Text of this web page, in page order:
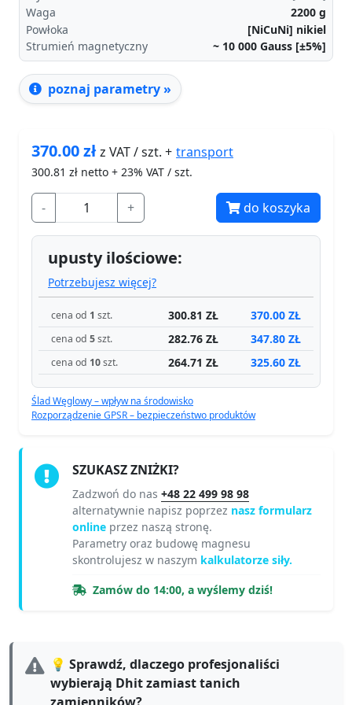
Waga 2200 g
Powłoka
[NiCuNi] nikiel
Strumień magnetyczny
~ 10 000 Gauss [±5%]
poznaj parametry »
370.00złz VAT / szt. + transport
300.81 zł netto + 23% VAT / szt.
- + do koszyka
upusty ilościowe:
Potrzebujesz więcej?
cena od 1 szt. 300.81 ZŁ 370.00 ZŁ
cena od 5szt. 282.76 ZŁ 347.80 ZŁ
cena od 10szt. 264.71 ZŁ 325.60 ZŁ
Ślad Węglowy – wpływ na środowisko
Rozporządzenie GPSR – bezpieczeństwo produktów
SZUKASZ ZNIŻKI?
Zadzwoń do nas +48 22 499 98 98
alternatywnie napisz poprzez nasz formularz
online przez naszą stronę.
Parametry oraz budowę magnesu
skontrolujesz w naszym kalkulatorze siły.
Zamów do 14:00, a wyślemy dziś!
💡 Sprawdź, dlaczego profesjonaliści
wybierają Dhit zamiast tanich